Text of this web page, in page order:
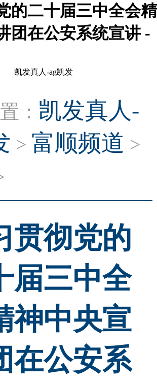
的二十届三中全会精
团在公安系统宣讲 -
凯发真人-ag凯发
： 凯发真人-
> 富顺频道 >
贯彻党的
届三中全
神中央宣
在公安系